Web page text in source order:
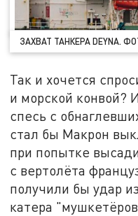
ЗАХВАТ ТАНКЕРА DEYNA.
Так и хочется
и морской конвой?
спесь с
стал бы Макрон
при попытке
с вертолёта
получили бы удар
катера